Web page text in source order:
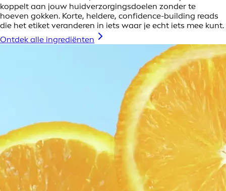
koppelt aan jouw huidverzorgingsdoelen zonder te
hoeven gokken. Korte, heldere, confidence-building reads
die het etiket veranderen in iets waar je echt iets mee kunt.
Ontdek alle ingrediënten